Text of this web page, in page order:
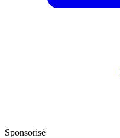
Sponsorisé